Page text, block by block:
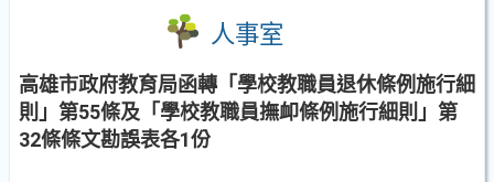
人事室
高雄市政府教育局函轉「學校教職員退休條例施行細
則」第55條及「學校教職員撫卹條例施行細則」第
32條條文勘誤表各1份